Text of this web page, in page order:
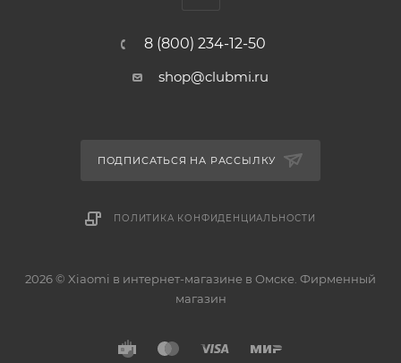
8 (800) 234-12-50
shop@clubmi.ru
ПОДПИСАТЬСЯ НА РАССЫЛКУ
ПОЛИТИКА КОНФИДЕНЦИАЛЬНОСТИ
2026 © Xiaomi в интернет-магазине в Омске. Фирменный
магазин